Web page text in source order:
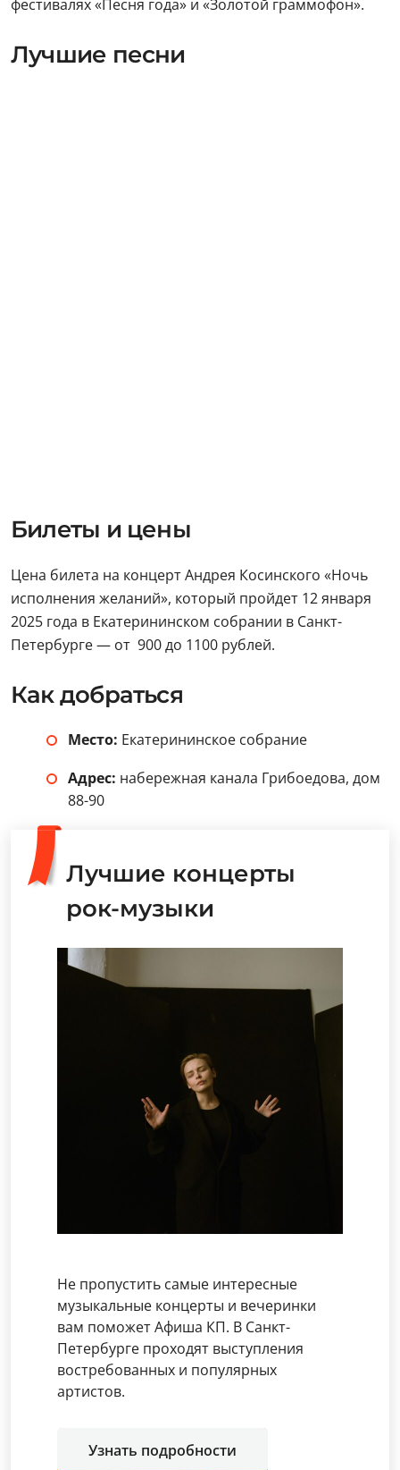
фестивалях «Песня года» и «Золотой граммофон».
Лучшие песни
Билеты и цены
Цена билета на концерт Андрея Косинского «Ночь
исполнения желаний», который пройдет 12 января
2025 года в Екатерининском собрании в Санкт-
Петербурге — от 900 до 1100 рублей.
Как добраться
Место: Екатерининское собрание
Адрес: набережная канала Грибоедова, дом
88-90
Лучшие концерты
рок-музыки
Не пропустить самые интересные
музыкальные концерты и вечеринки
вам поможет Афиша КП. В Санкт-
Петербурге проходят выступления
востребованных и популярных
артистов.
Узнать подробности